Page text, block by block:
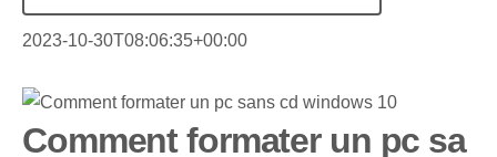
2023-10-30T08:06:35+00:00
Comment formater un pc sa